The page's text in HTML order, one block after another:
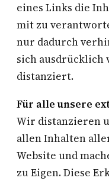
eines Links die
mit zu
nur dadurch
sich ausdrücklich
distanziert.
Für alle unsere
Wir distanzieren
allen Inhalten
Website und
zu Eigen. Diese